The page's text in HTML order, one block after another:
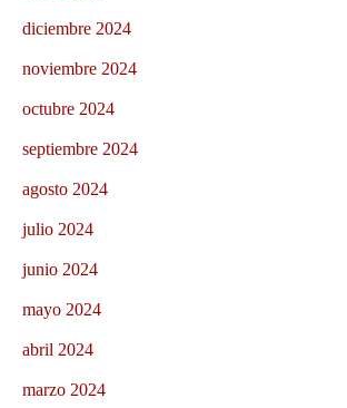
diciembre 2024
noviembre 2024
octubre 2024
septiembre 2024
agosto 2024
julio 2024
junio 2024
mayo 2024
abril 2024
marzo 2024